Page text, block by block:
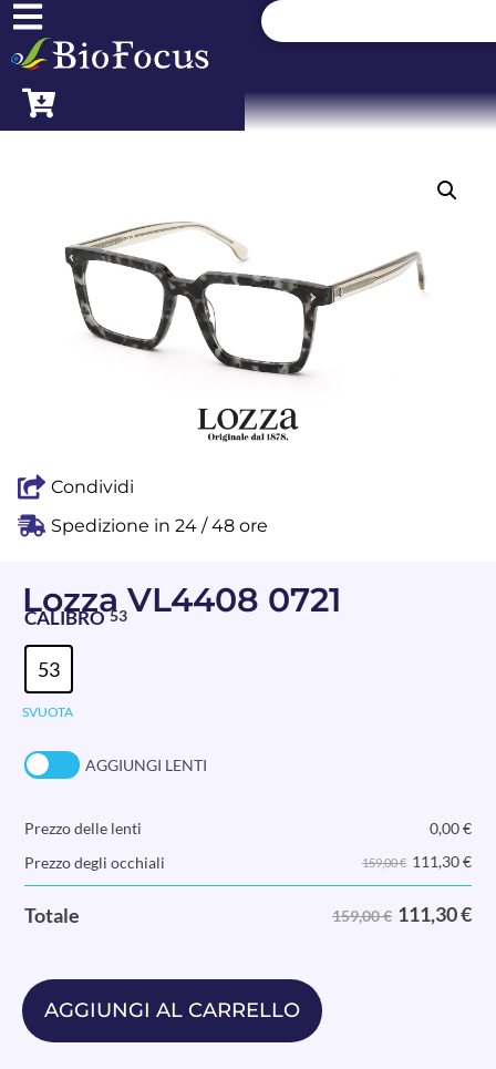
Condividi
Spedizione in 24 / 48 ore
Lozza VL4408 0721
CALIBRO 53
53
SVUOTA
AGGIUNGI LENTI
Prezzo delle lenti 0,00€
Prezzo degli occhiali
159,00 € 111,30€
Totale 159,00 € 111,30€
AGGIUNGI AL CARRELLO